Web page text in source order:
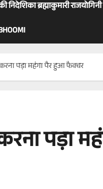
निदेशिका ब्रह्माकुमारी
पड़ा महंगा पैर हुआ फैक्चर
पड़ा